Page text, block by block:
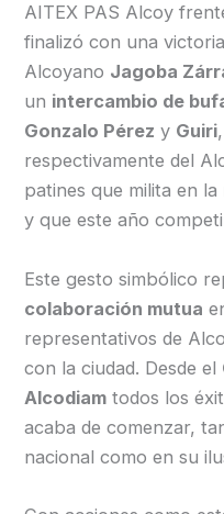
AITEX PAS Alcoy
finalizó con una
Alcoyano Jagoba
un intercambio de
Gonzalo Pérez y Guiri
respectivamente del
patines que milita en la
y que este año
Este gesto simbólico
colaboración mutua
representativos de
con la ciudad. Desde el
Alcodiam todos los
acaba de comenzar,
nacional como en su